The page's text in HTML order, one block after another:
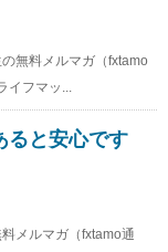
無料メルマガ（fxtamo
イフマッ...
ると安心です
メルマガ（fxtamo通